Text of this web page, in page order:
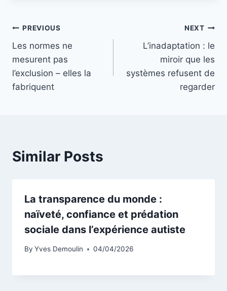
Navigation
de
l’article
PREVIOUS
Les normes ne
mesurent pas
l’exclusion – elles la
fabriquent
NEXT
L’inadaptation : le
miroir que les
systèmes refusent de
regarder
Similar Posts
La transparence du monde :
naïveté, confiance et prédation
sociale dans l’expérience autiste
By Yves Demoulin 04/04/2026